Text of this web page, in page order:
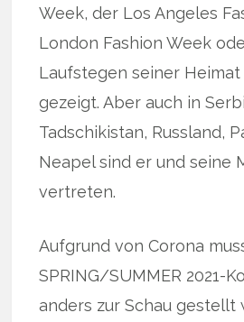
Week, der Los Angeles
London Fashion Week
Laufstegen seiner Heimat
gezeigt. Aber auch in
Tadschikistan, Russland,
Neapel sind er und seine
vertreten.
Aufgrund von Corona
SPRING/SUMMER 2021-
anders zur Schau gestellt